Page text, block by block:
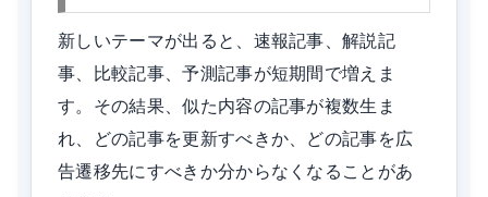
新しいテーマが出ると、速報記事、解説記
事、比較記事、予測記事が短期間で増えま
す。その結果、似た内容の記事が複数生ま
れ、どの記事を更新すべきか、どの記事を広
告遷移先にすべきか分からなくなることがあ